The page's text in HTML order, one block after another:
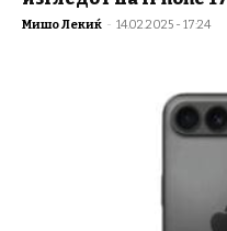
Мишо Лекиќ - 14.02.2025 - 17:24